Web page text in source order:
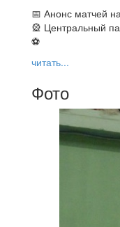
📅 Анонс матчей
🎡 Центральный
⚽
читать...
Фото